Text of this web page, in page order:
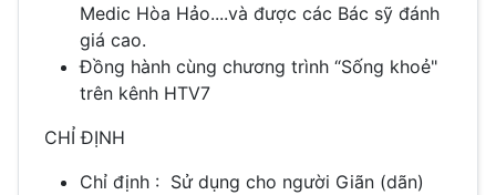
Medic Hòa Hảo....và được các Bác sỹ đánh
giá cao.
Đồng hành cùng chương trình “Sống khoẻ"
trên kênh HTV7
CHỈ ĐỊNH
Chỉ định : Sử dụng cho người Giãn (dãn)